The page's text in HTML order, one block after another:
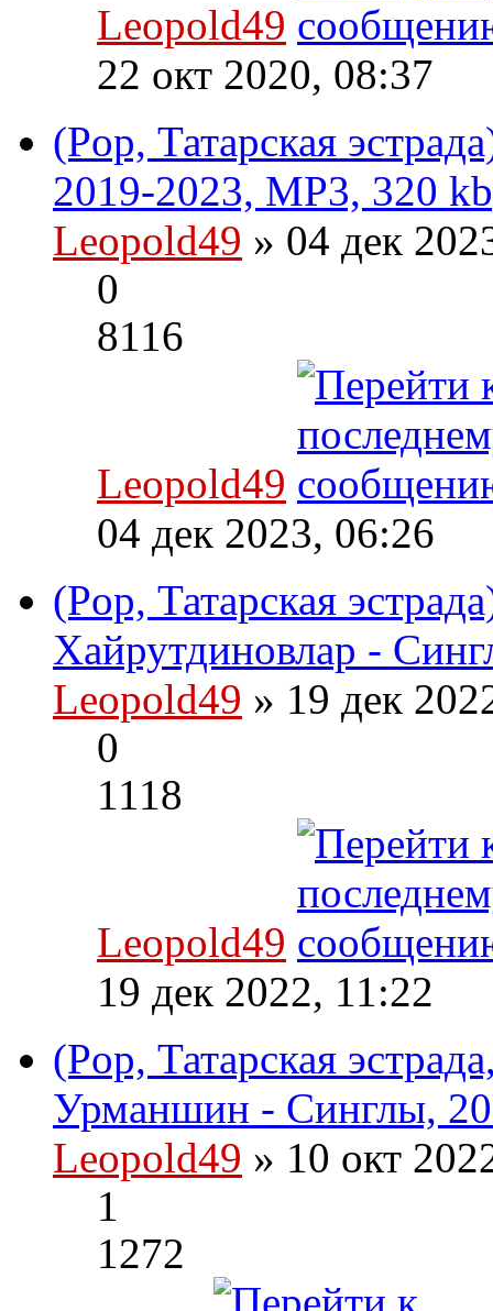
Leopold49
22 окт 2020, 08:37
(Pop, Татарская
2019-2023, MP3, 320
Leopold49 » 04 дек
0
8116
Leopold49
04 дек 2023, 06:26
(Pop, Татарская
Хайрутдиновлар -
Leopold49 » 19 дек
0
1118
Leopold49
19 дек 2022, 11:22
(Pop, Татарская
Урманшин - Синглы,
Leopold49 » 10 окт
1
1272